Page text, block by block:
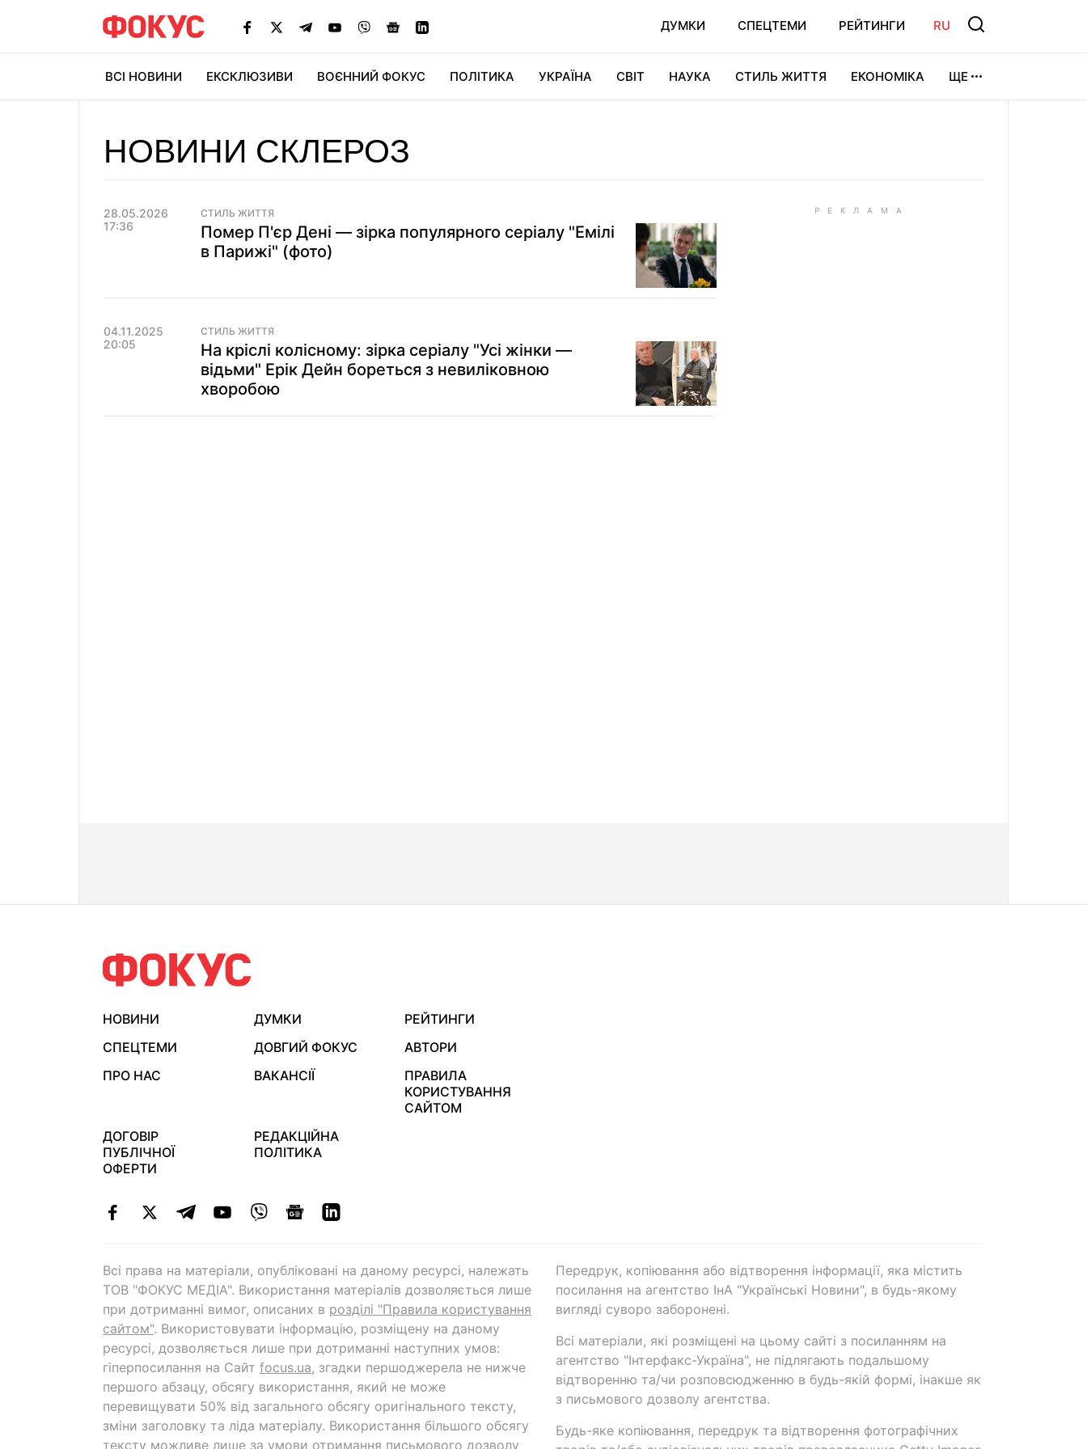
ДУМКИ СПЕЦТЕМИ РЕЙТИНГИ RU
ВСІ НОВИНИ ЕКСКЛЮЗИВИ ВОЄННИЙ ФОКУС ПОЛІТИКА УКРАЇНА СВІТ НАУКА СТИЛЬ ЖИТТЯ ЕКОНОМІКА ЩЕ
НОВИНИ СКЛЕРОЗ
28.05.2026
17:36
СТИЛЬ ЖИТТЯ
Помер П'єр Дені — зірка популярного серіалу "Емілі
в Парижі" (фото)
04.11.2025
20:05
СТИЛЬ ЖИТТЯ
На кріслі колісному: зірка серіалу "Усі жінки —
відьми" Ерік Дейн бореться з невиліковною
хворобою
НОВИНИ ДУМКИ
РЕЙТИНГИ
СПЕЦТЕМИ
ДОВГИЙ ФОКУС
АВТОРИ
ПРО НАС
ВАКАНСІЇ
ПРАВИЛА
КОРИСТУВАННЯ
САЙТОМ
ДОГОВІР
ПУБЛІЧНОЇ
ОФЕРТИ
РЕДАКЦІЙНА
ПОЛІТИКА
Всі права на матеріали, опубліковані на даному ресурсі, належать
ТОВ "ФОКУС МЕДІА". Використання матеріалів дозволяється лише
при дотриманні вимог, описаних в розділі "Правила користування
сайтом". Використовувати інформацію, розміщену на даному
ресурсі, дозволяється лише при дотриманні наступних умов:
гіперпосилання на Cайт focus.ua, згадки першоджерела не нижче
першого абзацу, обсягу використання, який не може
перевищувати 50% від загального обсягу оригінального тексту,
зміни заголовку та ліда матеріалу. Використання більшого обсягу
тексту можливе лише за умови отримання письмового дозволу
Передрук, копіювання або відтворення інформації, яка містить
посилання на агентство ІнА "Українські Новини", в будь-якому
вигляді суворо заборонені.
Всі матеріали, які розміщені на цьому сайті з посиланням на
агентство "Інтерфакс-Україна", не підлягають подальшому
відтворенню та/чи розповсюдженню в будь-якій формі, інакше як
з письмового дозволу агентства.
Будь-яке копіювання, передрук та відтворення фотографічних